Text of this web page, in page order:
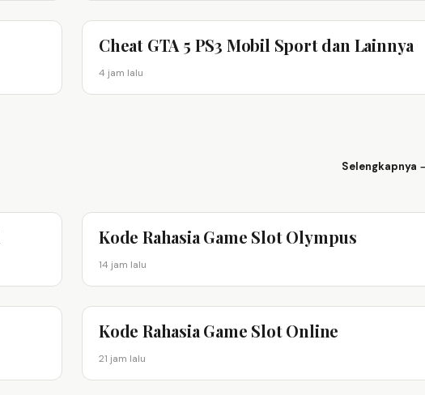
Cheat GTA 5 PS3 Mobil Sport dan Lainnya
4 jam lalu
Selengkapnya
Kode Rahasia Game Slot Olympus
14 jam lalu
Kode Rahasia Game Slot Online
21 jam lalu